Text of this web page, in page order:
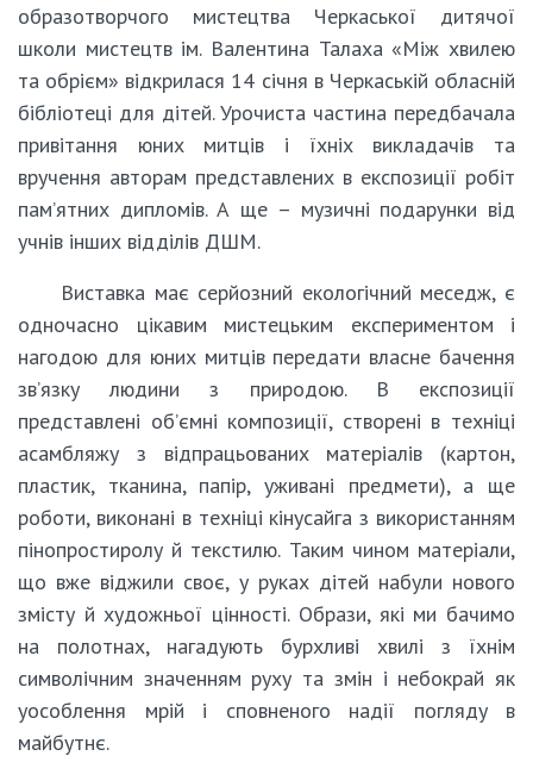
образотворчого мистецтва Черкаської дитячої
школи мистецтв ім. Валентина Талаха «Між хвилею
та обрієм» відкрилася 14 січня в Черкаській обласній
бібліотеці для дітей. Урочиста частина передбачала
привітання юних митців і їхніх викладачів та
вручення авторам представлених в експозиції робіт
пам’ятних дипломів. А ще – музичні подарунки від
учнів інших відділів ДШМ.
Виставка має серйозний екологічний меседж, є
одночасно цікавим мистецьким експериментом і
нагодою для юних митців передати власне бачення
зв’язку людини з природою. В експозиції
представлені об’ємні композиції, створені в техніці
асамбляжу з відпрацьованих матеріалів (картон,
пластик, тканина, папір, уживані предмети), а ще
роботи, виконані в техніці кінусайга з використанням
пінопростиролу й текстилю. Таким чином матеріали,
що вже віджили своє, у руках дітей набули нового
змісту й художньої цінності. Образи, які ми бачимо
на полотнах, нагадують бурхливі хвилі з їхнім
символічним значенням руху та змін і небокрай як
уособлення мрій і сповненого надії погляду в
майбутнє.